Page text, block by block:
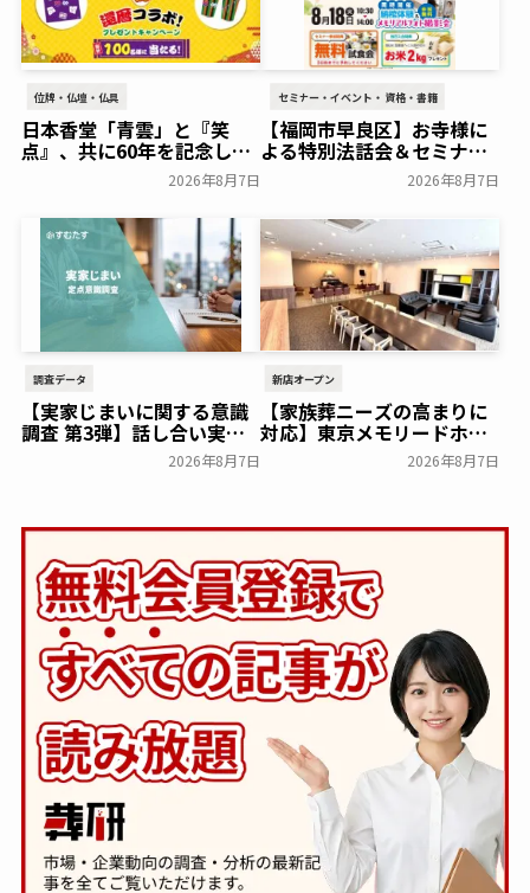
位牌・仏壇・仏具
日本香堂「青雲」と『笑
点』、共に60年を記念した
初コラボ！オリジナルグッ
ズのプレゼントキャンペー
ンを実施～日本香堂～
一般公開
2026年8月7日
セミナー・イベント・資格・書籍
【福岡市早良区】お寺様に
よる特別法話会＆セミナー
特典「無料試食会」を8月
18日(月)にシティホール飯
倉にて開催！～ベルコ～
一般公開
2026年8月7日
調査データ
【実家じまいに関する意識
調査 第3弾】話し合い実施
率は29.5％で前回から低
下。「大相続時代」でも家
2026年8月7日
新店オープン
【家族葬ニーズの高まりに
対応】東京メモリードホー
ルに貸切型家族葬空間『第
８ホール～Living～』オー
2026年8月7日